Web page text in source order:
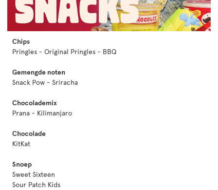
Chips
Pringles - Original Pringles - BBQ
Gemengde noten
Snack Pow - Sriracha
Chocolademix
Prana - Kilimanjaro
Chocolade
KitKat
Snoep
Sweet Sixteen
Sour Patch Kids